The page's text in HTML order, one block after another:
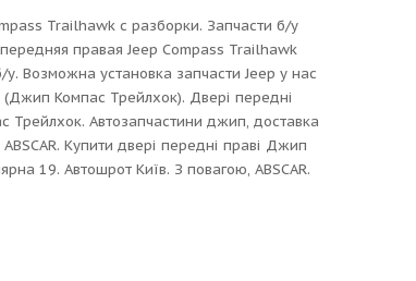
Trailhawk с разборки. Запчасти б/у
правая Jeep Compass Trailhawk
Возможна установка запчасти Jeep у нас
Компас Трейлхок). Двері передні
Трейлхок. Автозапчастини джип, доставка
Купити двері передні праві Джип
19. Автошрот Київ. З повагою, ABSCAR.